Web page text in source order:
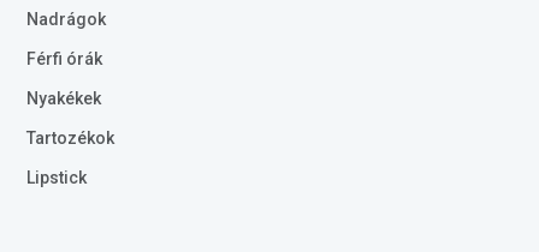
Nadrágok
Férfi órák
Nyakékek
Tartozékok
Lipstick